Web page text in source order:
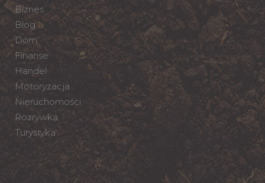
Biznes
Blog
Dom
Finanse
Handel
Motoryzacja
Nieruchomości
Rozrywka
Turystyka